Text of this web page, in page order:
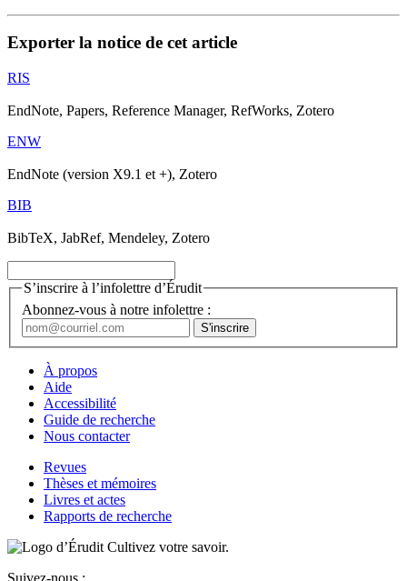
Exporter la notice de cet article
RIS
EndNote, Papers, Reference Manager, RefWorks, Zotero
ENW
EndNote (version X9.1 et +), Zotero
BIB
BibTeX, JabRef, Mendeley, Zotero
S’inscrire à l’infolettre d’Érudit
Abonnez-vous à notre infolettre :
À propos
Aide
Accessibilité
Guide de recherche
Nous contacter
Revues
Thèses et mémoires
Livres et actes
Rapports de recherche
Cultivez votre savoir.
Suivez-nous :